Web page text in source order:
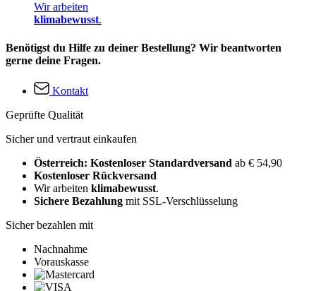
Wir arbeiten
klimabewusst.
Benötigst du Hilfe zu deiner Bestellung? Wir beantworten
gerne deine Fragen.
Kontakt
Geprüfte Qualität
Sicher und vertraut einkaufen
Österreich: Kostenloser Standardversand ab € 54,90
Kostenloser Rückversand
Wir arbeiten klimabewusst.
Sichere Bezahlung mit SSL-Verschlüsselung
Sicher bezahlen mit
Nachnahme
Vorauskasse